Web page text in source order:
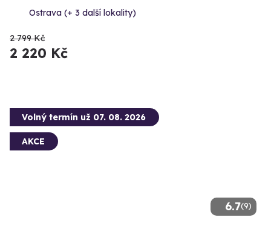
Ostrava (+ 3 další lokality)
2 799 Kč
2 220 Kč
6.7(9)
Volný termín už 07. 08. 2026
AKCE